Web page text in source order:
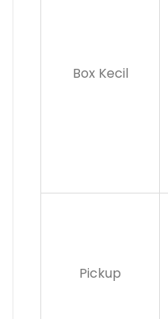
Box Kecil
Pickup